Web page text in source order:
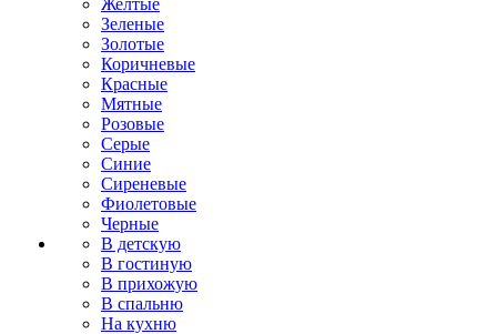
Желтые
Зеленые
Золотые
Коричневые
Красные
Мятные
Розовые
Серые
Синие
Сиреневые
Фиолетовые
Черные
В детскую
В гостиную
В прихожую
В спальню
На кухню